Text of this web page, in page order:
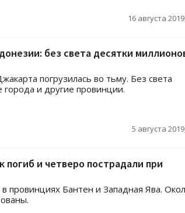
16 августа
без света десятки
погрузилась во тьму. Без света
и другие провинции.
5 августа
и четверо пострадали при
провинциях Бантен и Западная Ява.